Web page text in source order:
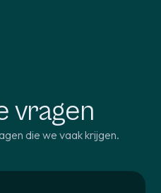
vragen
die we vaak krijgen.